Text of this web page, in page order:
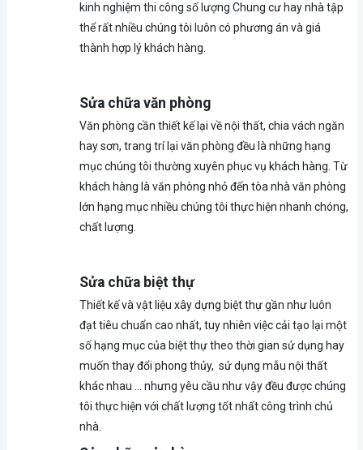
kinh nghiệm thi công số lượng Chung cư hay nhà tập
thể rất nhiều chúng tôi luôn có phương án và giá
thành hợp lý khách hàng.
Sửa chữa văn phòng
Văn phòng cần thiết kế lại về nội thất, chia vách ngăn
hay sơn, trang trí lại văn phòng đều là những hạng
mục chúng tôi thường xuyên phục vụ khách hàng. Từ
khách hàng là văn phòng nhỏ đến tòa nhà văn phòng
lớn hạng mục nhiều chúng tôi thực hiện nhanh chóng,
chất lượng.
Sửa chữa biệt thự
Thiết kế và vật liệu xây dựng biệt thự gần như luôn
đạt tiêu chuẩn cao nhất, tuy nhiên việc cải tạo lại một
số hạng mục của biệt thự theo thời gian sử dụng hay
muốn thay đổi phong thủy, sử dụng mẫu nội thất
khác nhau … nhưng yêu cầu như vậy đều được chúng
tôi thực hiện với chất lượng tốt nhất công trình chủ
nhà.